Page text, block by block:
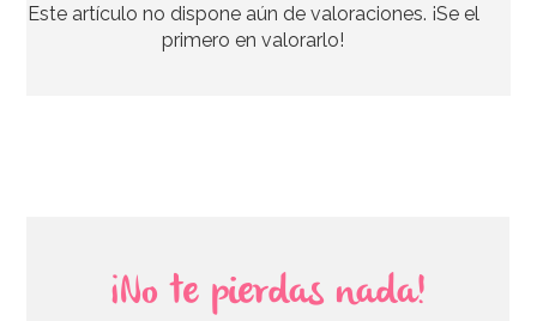
5,50€
Este artículo no dispone aún de valoraciones. ¡Se el
primero en valorarlo!
¡No te pierdas nada!